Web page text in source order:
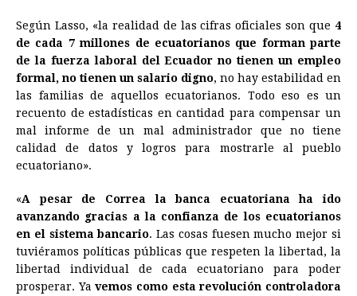
Según Lasso, «la realidad de las cifras oficiales son que 4
de cada 7 millones de ecuatorianos que forman parte
de la fuerza laboral del Ecuador no tienen un empleo
formal, no tienen un salario digno, no hay estabilidad en
las familias de aquellos ecuatorianos. Todo eso es un
recuento de estadísticas en cantidad para compensar un
mal informe de un mal administrador que no tiene
calidad de datos y logros para mostrarle al pueblo
ecuatoriano».
«A pesar de Correa la banca ecuatoriana ha ido
avanzando gracias a la confianza de los ecuatorianos
en el sistema bancario. Las cosas fuesen mucho mejor si
tuviéramos políticas públicas que respeten la libertad, la
libertad individual de cada ecuatoriano para poder
prosperar. Yavemos como esta revolución controladora